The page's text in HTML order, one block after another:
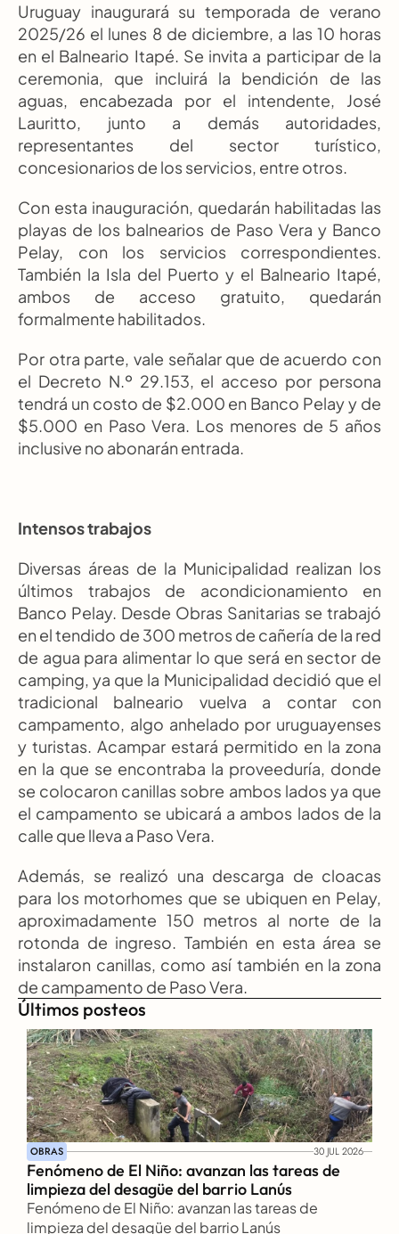
Uruguay inaugurará su temporada de verano
2025/26 el lunes 8 de diciembre, a las 10 horas
en el Balneario Itapé. Se invita a participar de la
ceremonia, que incluirá la bendición de las
aguas, encabezada por el intendente, José
Lauritto, junto a demás autoridades,
representantes del sector turístico,
concesionarios de los servicios, entre otros.
Con esta inauguración, quedarán habilitadas las
playas de los balnearios de Paso Vera y Banco
Pelay, con los servicios correspondientes.
También la Isla del Puerto y el Balneario Itapé,
ambos de acceso gratuito, quedarán
formalmente habilitados.
Por otra parte, vale señalar que de acuerdo con
el Decreto N.º 29.153, el acceso por persona
tendrá un costo de $2.000 en Banco Pelay y de
$5.000 en Paso Vera. Los menores de 5 años
inclusive no abonarán entrada.
Intensos trabajos
Diversas áreas de la Municipalidad realizan los
últimos trabajos de acondicionamiento en
Banco Pelay. Desde Obras Sanitarias se trabajó
en el tendido de 300 metros de cañería de la red
de agua para alimentar lo que será en sector de
camping, ya que la Municipalidad decidió que el
tradicional balneario vuelva a contar con
campamento, algo anhelado por uruguayenses
y turistas. Acampar estará permitido en la zona
en la que se encontraba la proveeduría, donde
se colocaron canillas sobre ambos lados ya que
el campamento se ubicará a ambos lados de la
calle que lleva a Paso Vera.
Además, se realizó una descarga de cloacas
para los motorhomes que se ubiquen en Pelay,
aproximadamente 150 metros al norte de la
rotonda de ingreso. También en esta área se
instalaron canillas, como así también en la zona
de campamento de Paso Vera.
Últimos posteos
OBRAS 30 JUL 2026
Fenómeno de El Niño: avanzan las tareas de
limpieza del desagüe del barrio Lanús
Fenómeno de El Niño: avanzan las tareas de
limpieza del desagüe del barrio Lanús